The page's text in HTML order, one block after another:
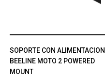
SOPORTE CON ALIMENTACION
BEELINE MOTO 2 POWERED
MOUNT